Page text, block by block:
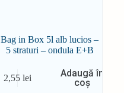
Bag in Box 5l alb lucios –
5 straturi – ondula E+B
2,55lei
Adaugă în
coș